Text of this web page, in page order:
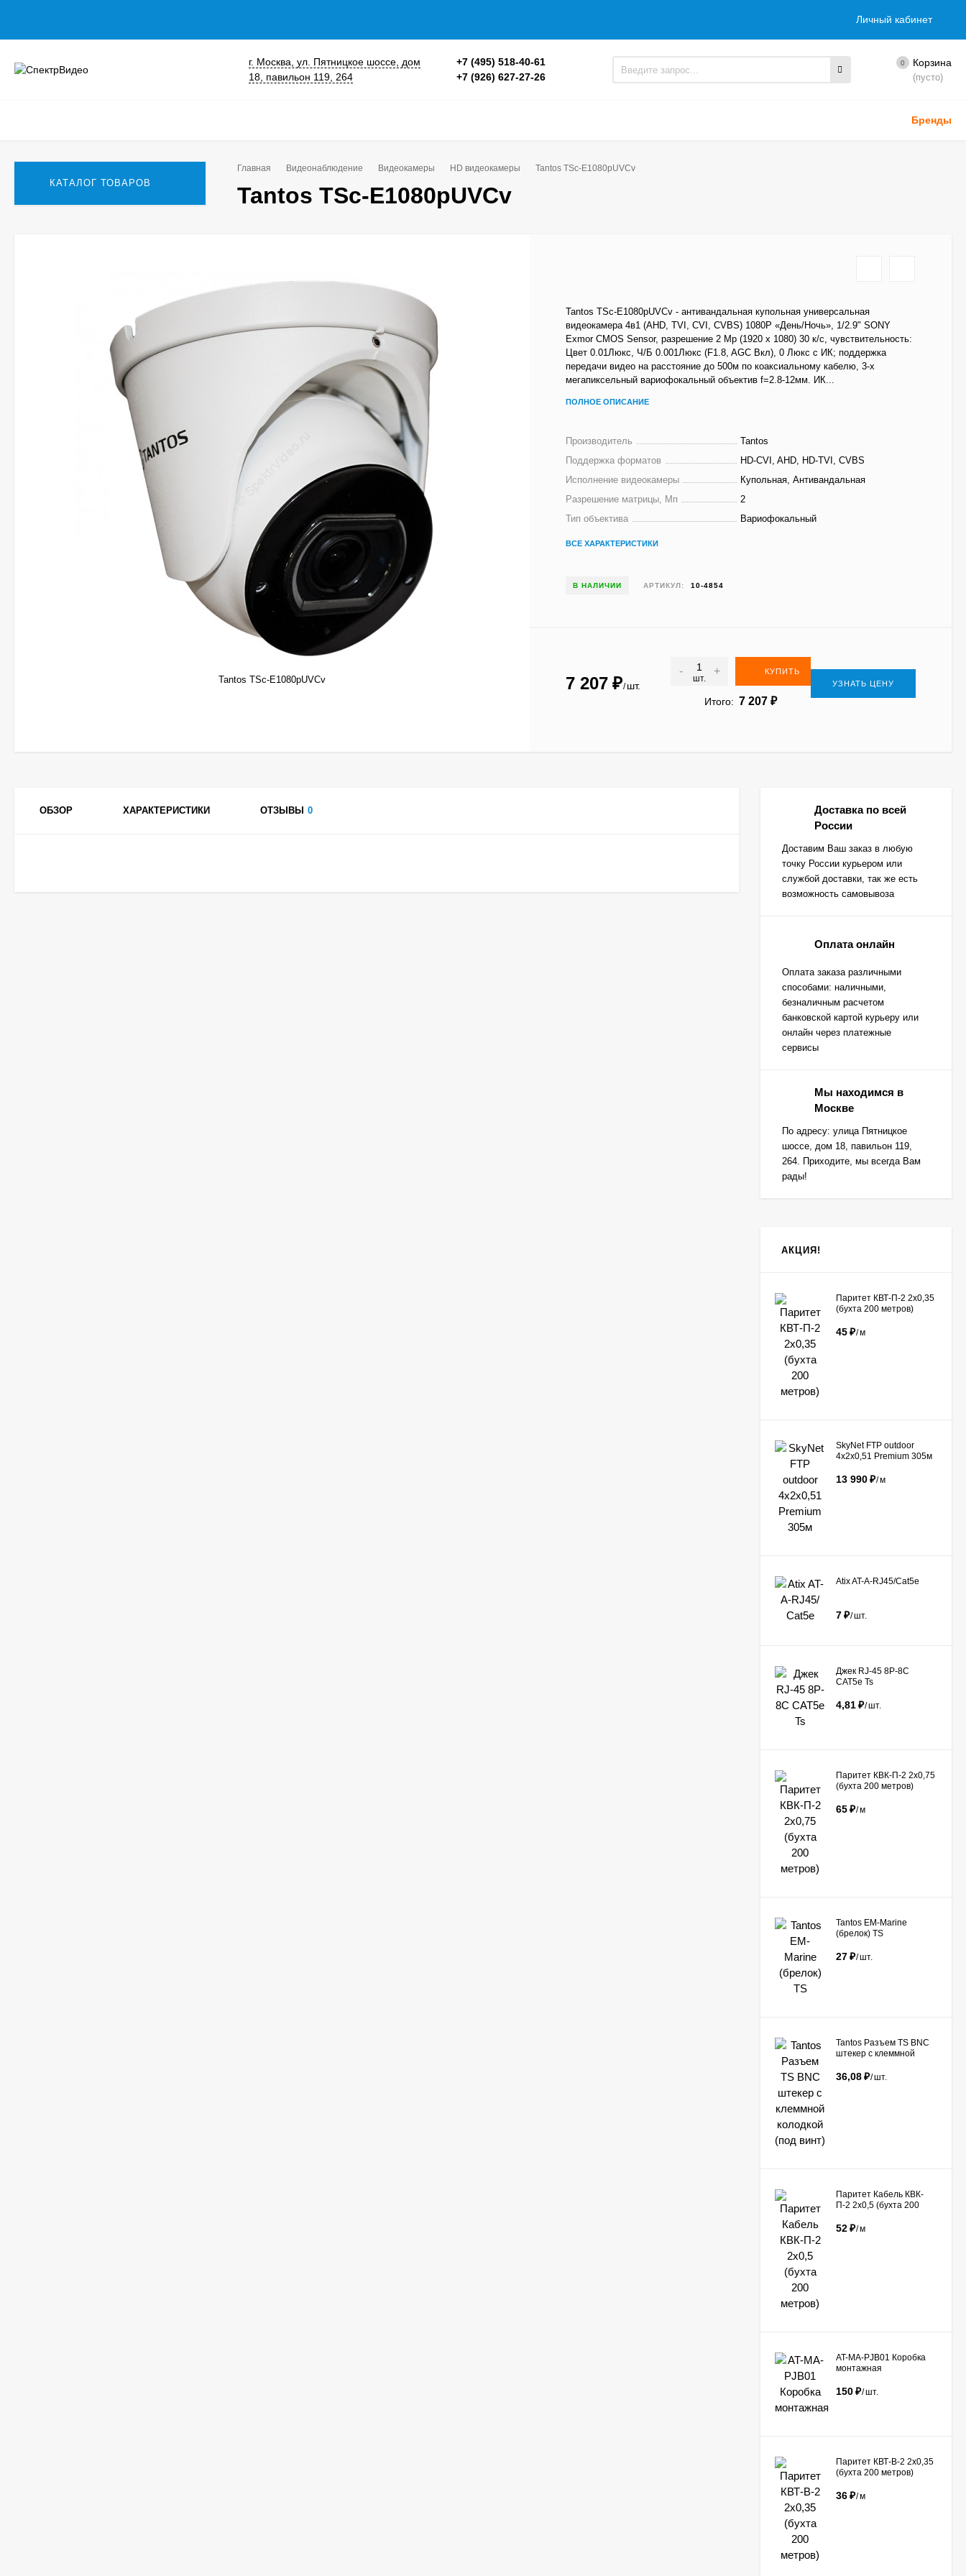
Личный кабинет
г. Москва, ул. Пятницкое шоссе, дом
18, павильон 119, 264
+7 (495) 518-40-61
+7 (926) 627-27-26
0 Корзина
(пусто)
Бренды
КАТАЛОГ ТОВАРОВ
Главная Видеонаблюдение Видеокамеры HD видеокамеры Tantos TSc-E1080pUVCv
Tantos TSc-E1080pUVCv
Tantos TSc-E1080pUVCv
Tantos TSc-E1080pUVCv - антивандальная купольная универсальная
видеокамера 4в1 (AHD, TVI, CVI, CVBS) 1080P «День/Ночь», 1/2.9" SONY
Exmor CMOS Sensor, разрешение 2 Mp (1920 х 1080) 30 к/с, чувствительность:
Цвет 0.01Люкс, Ч/Б 0.001Люкс (F1.8, AGC Вкл), 0 Люкс с ИК; поддержка
передачи видео на расстояние до 500м по коаксиальному кабелю, 3-х
мегапиксельный вариофокальный объектив f=2.8-12мм. ИК...
ПОЛНОЕ ОПИСАНИЕ
Производитель
Tantos
Поддержка форматов
HD-CVI, AHD, HD-TVI, CVBS
Исполнение видеокамеры
Купольная, Антивандальная
Разрешение матрицы, Мп
2
Тип объектива
Вариофокальный
ВСЕ ХАРАКТЕРИСТИКИ
В НАЛИЧИИ АРТИКУЛ: 10-4854
7 207 ₽/ шт.
-
шт.
+ КУПИТЬ
Итого: 7 207 ₽
УЗНАТЬ ЦЕНУ
ОБЗОР ХАРАКТЕРИСТИКИ ОТЗЫВЫ 0
Доставка по всей
России
Доставим Ваш заказ в любую
точку России курьером или
службой доставки, так же есть
возможность самовывоза
Оплата онлайн
Оплата заказа различными
способами: наличными,
безналичным расчетом
банковской картой курьеру или
онлайн через платежные
сервисы
Мы находимся в
Москве
По адресу: улица Пятницкое
шоссе, дом 18, павильон 119,
264. Приходите, мы всегда Вам
рады!
АКЦИЯ!
Паритет КВТ-П-2 2х0,35
(бухта 200 метров)
45₽/м
​SkyNet FTP outdoor
4x2x0,51 Premium 305м
13 990₽/м
Atix AT-A-RJ45/Сat5e
7₽/шт.
Джек RJ-45 8P-8C
CAT5e Ts
4,81₽/шт.
Паритет КВК-П-2 2х0,75
(бухта 200 метров)
65₽/м
Tantos EM-Marine
(брелок) TS
27₽/шт.
Tantos Разъем TS BNC
штекер с клеммной
36,08₽/шт.
Паритет Кабель КВК-
П-2 2х0,5 (бухта 200
52₽/м
AT-MA-PJB01 Коробка
монтажная
150₽/шт.
Паритет КВТ-В-2 2х0,35
(бухта 200 метров)
36₽/м